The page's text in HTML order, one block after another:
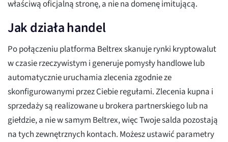
właściwą oficjalną stronę, a nie na domenę imitującą.
Jak działa handel
Po połączeniu platforma Beltrex skanuje rynki kryptowalut
w czasie rzeczywistym i generuje pomysły handlowe lub
automatycznie uruchamia zlecenia zgodnie ze
skonfigurowanymi przez Ciebie regułami. Zlecenia kupna i
sprzedaży są realizowane u brokera partnerskiego lub na
giełdzie, a nie w samym Beltrex, więc Twoje salda pozostają
na tych zewnętrznych kontach. Możesz ustawić parametry